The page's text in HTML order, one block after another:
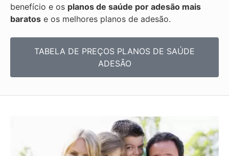
benefício e os planos de saúde por adesão mais
baratos e os melhores planos de adesão.
TABELA DE PREÇOS PLANOS DE SAÚDE
ADESÃO